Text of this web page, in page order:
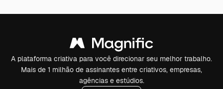
A plataforma criativa para você direcionar seu melhor trabalho.
Mais de 1 milhão de assinantes entre criativos, empresas,
agências e estúdios.